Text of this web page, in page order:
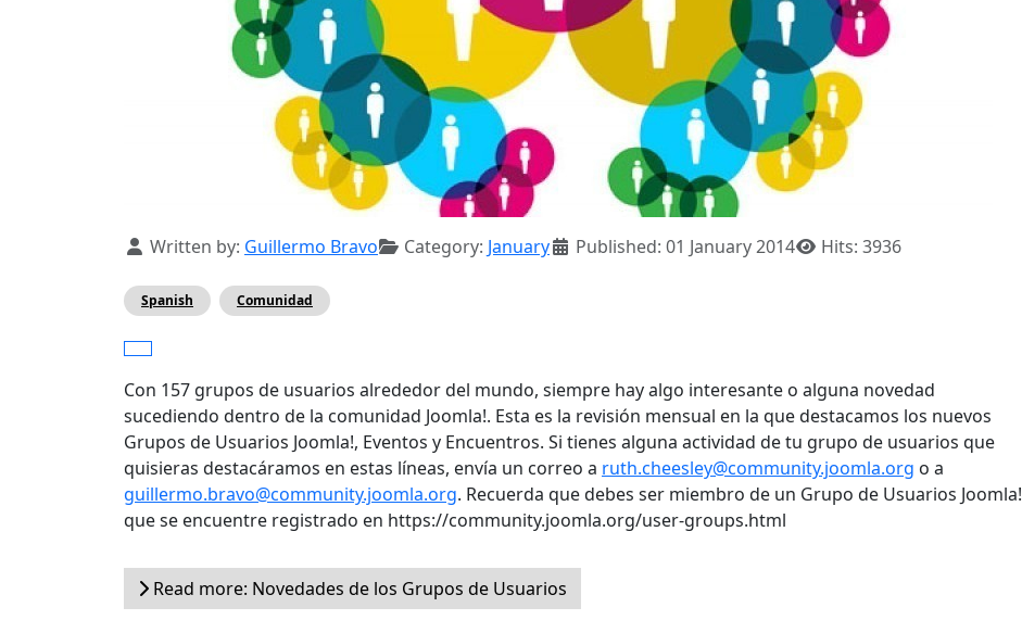
Details
Written by: Guillermo Bravo Category: January Published: 01 January 2014 Hits: 3936
Spanish Comunidad
Con 157 grupos de usuarios alrededor del mundo, siempre hay algo interesante o alguna novedad
sucediendo dentro de la comunidad Joomla!. Esta es la revisión mensual en la que destacamos los nuevos
Grupos de Usuarios Joomla!, Eventos y Encuentros. Si tienes alguna actividad de tu grupo de usuarios que
quisieras destacáramos en estas líneas, envía un correo a ruth.cheesley@community.joomla.org o a
guillermo.bravo@community.joomla.org. Recuerda que debes ser miembro de un Grupo de Usuarios Joomla!
que se encuentre registrado en https://community.joomla.org/user-groups.html
Read more: Novedades de los Grupos de Usuarios